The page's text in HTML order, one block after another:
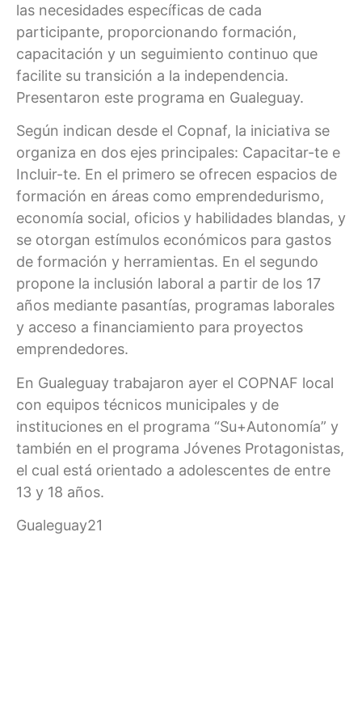
las necesidades específicas de cada
participante, proporcionando formación,
capacitación y un seguimiento continuo que
facilite su transición a la independencia.
Presentaron este programa en Gualeguay.
Según indican desde el Copnaf, la iniciativa se
organiza en dos ejes principales: Capacitar-te e
Incluir-te. En el primero se ofrecen espacios de
formación en áreas como emprendedurismo,
economía social, oficios y habilidades blandas, y
se otorgan estímulos económicos para gastos
de formación y herramientas. En el segundo
propone la inclusión laboral a partir de los 17
años mediante pasantías, programas laborales
y acceso a financiamiento para proyectos
emprendedores.
En Gualeguay trabajaron ayer el COPNAF local
con equipos técnicos municipales y de
instituciones en el programa “Su+Autonomía” y
también en el programa Jóvenes Protagonistas,
el cual está orientado a adolescentes de entre
13 y 18 años.
Gualeguay21